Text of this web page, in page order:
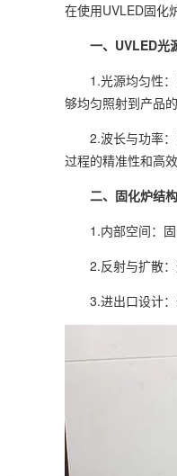
在使用UVLED固化
一、UVLED光
1.光源均匀性：
够均匀照射到产品
2.波长与功率：
过程的精准性和高效
二、固化炉结
1.内部空间：固
2.反射与扩散：
3.进出口设计：
获取价格